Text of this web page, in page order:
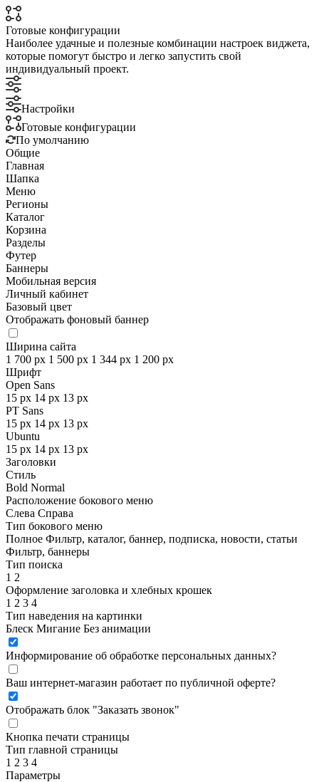
Готовые конфигурации
Наиболее удачные и полезные комбинации настроек виджета,
которые помогут быстро и легко запустить свой
индивидуальный проект.
Настройки
Готовые конфигурации
По умолчанию
Общие
Главная
Шапка
Меню
Регионы
Каталог
Корзина
Разделы
Футер
Баннеры
Мобильная версия
Личный кабинет
Базовый цвет
Отображать фоновый баннер
Ширина сайта
1 700 px 1 500 px 1 344 px 1 200 px
Шрифт
Open Sans
15 px 14 px 13 px
PT Sans
15 px 14 px 13 px
Ubuntu
15 px 14 px 13 px
Заголовки
Стиль
Bold Normal
Расположение бокового меню
Слева Справа
Тип бокового меню
Полное Фильтр, каталог, баннер, подписка, новости, статьи
Фильтр, баннеры
Тип поиска
1 2
Оформление заголовка и хлебных крошек
1 2 3 4
Тип наведения на картинки
Блеск Мигание Без анимации
Информирование об обработке персональных данных?
Ваш интернет-магазин работает по публичной оферте?
Отображать блок "Заказать звонок"
Кнопка печати страницы
Тип главной страницы
1 2 3 4
Параметры